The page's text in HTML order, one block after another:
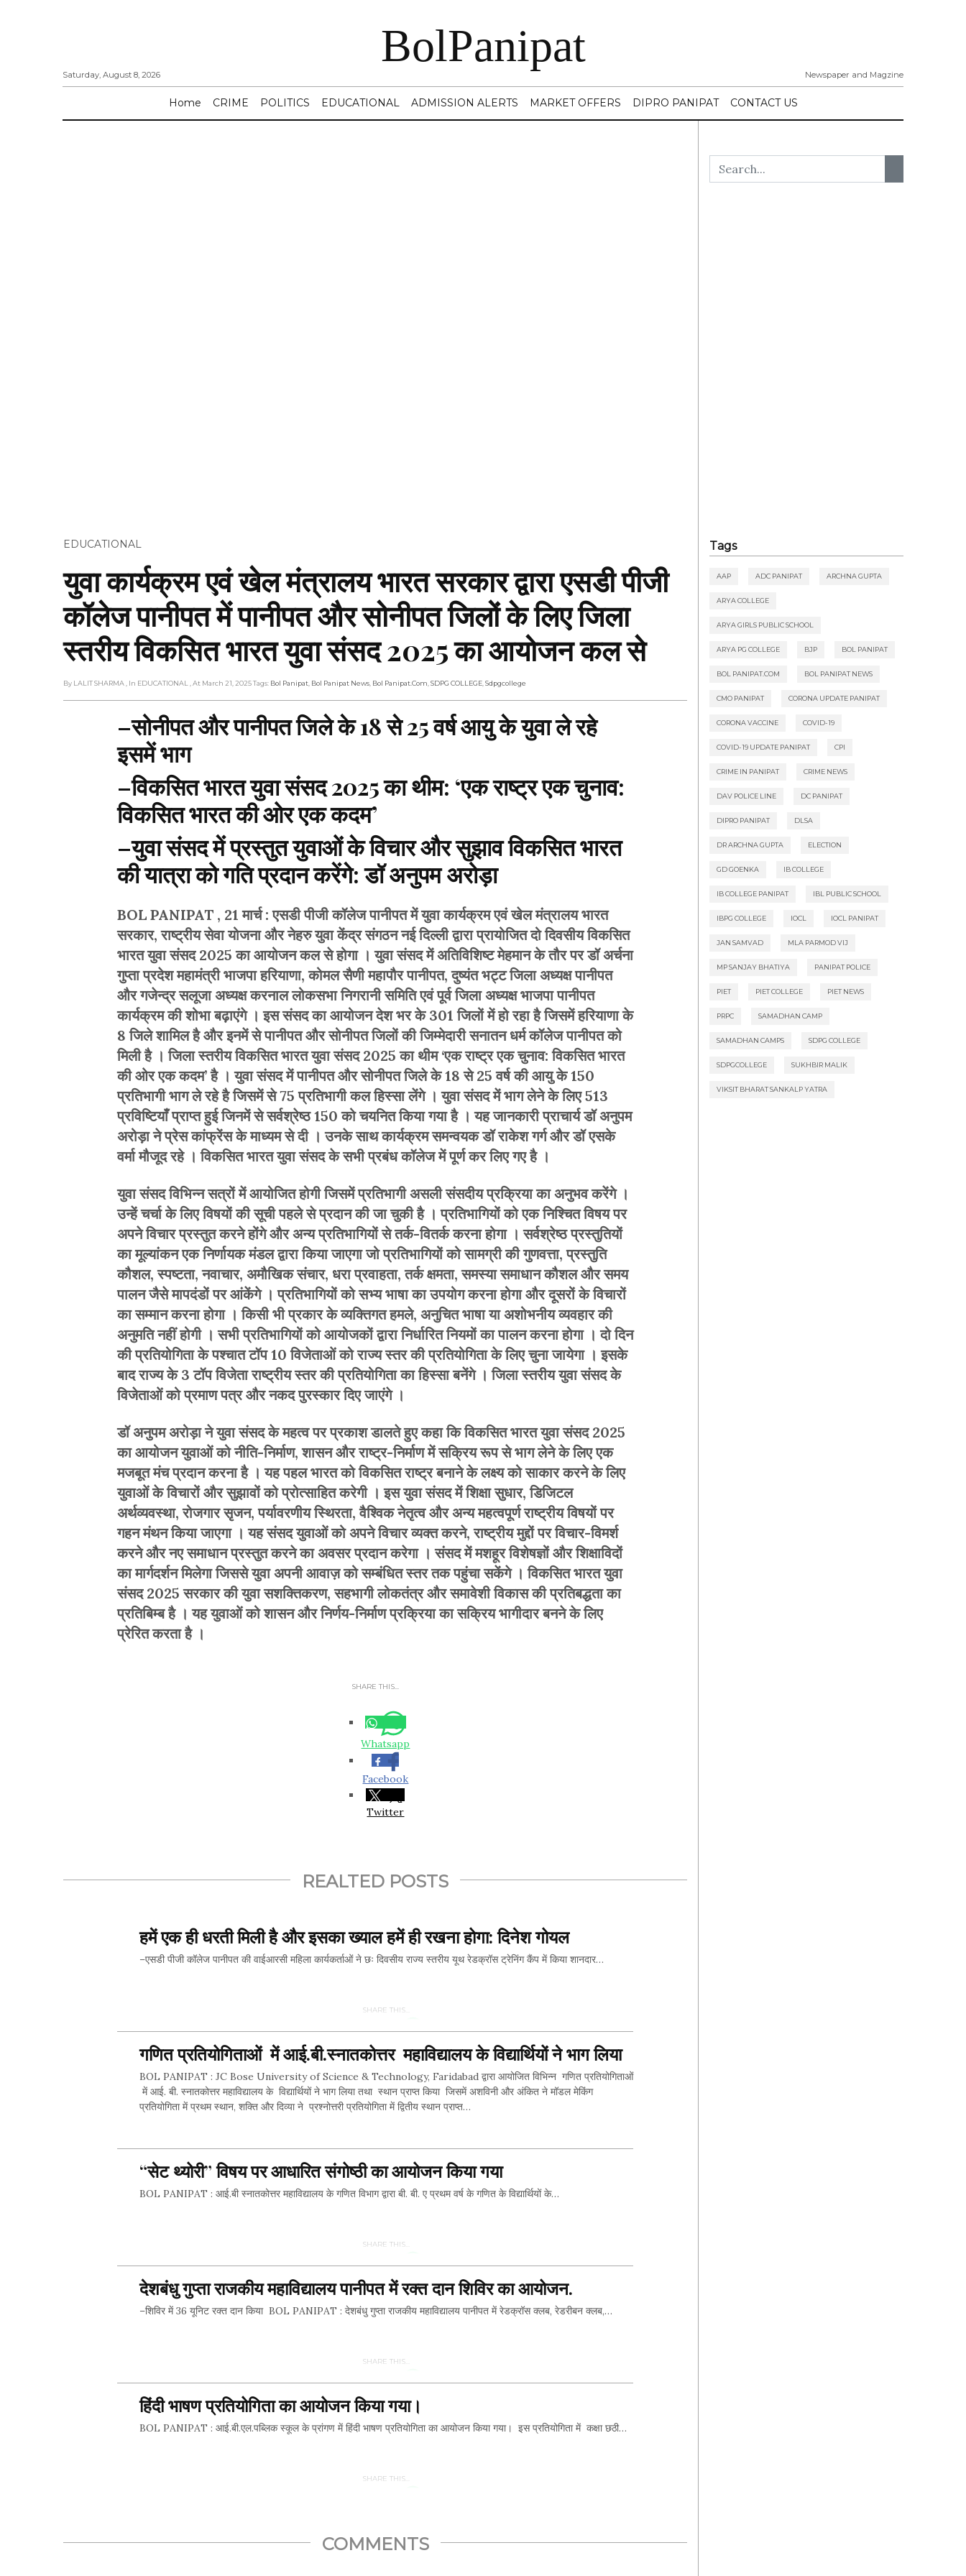
Saturday, August 8, 2026
BolPanipat
Newspaper and Magzine
Home CRIME POLITICS EDUCATIONAL ADMISSION ALERTS MARKET OFFERS DIPRO PANIPAT CONTACT US
EDUCATIONAL
युवा कार्यक्रम एवं खेल मंत्रालय भारत सरकार द्वारा एसडी पीजी
कॉलेज पानीपत में पानीपत और सोनीपत जिलों के लिए जिला
स्तरीय विकसित भारत युवा संसद 2025 का आयोजन कल से
By LALIT SHARMA , In EDUCATIONAL , At March 21, 2025Tags: Bol Panipat Bol Panipat News Bol Panipat.com SDPG COLLEGE Sdpgcollege
–सोनीपत और पानीपत जिले के 18 से 25 वर्ष आयु के युवा ले रहे
इसमें भाग
–विकसित भारत युवा संसद 2025 का थीम: ‘एक राष्ट्र एक चुनाव:
विकसित भारत की ओर एक कदम’
–युवा संसद में प्रस्तुत युवाओं के विचार और सुझाव विकसित भारत
की यात्रा को गति प्रदान करेंगे: डॉ अनुपम अरोड़ा
BOL PANIPAT , 21 मार्च : एसडी पीजी कॉलेज पानीपत में युवा कार्यक्रम एवं खेल मंत्रालय भारत
सरकार, राष्ट्रीय सेवा योजना और नेहरु युवा केंद्र संगठन नई दिल्ली द्वारा प्रायोजित दो दिवसीय विकसित
भारत युवा संसद 2025 का आयोजन कल से होगा । युवा संसद में अतिविशिष्ट मेहमान के तौर पर डॉ अर्चना
गुप्ता प्रदेश महामंत्री भाजपा हरियाणा, कोमल सैणी महापौर पानीपत, दुष्यंत भट्ट जिला अध्यक्ष पानीपत
और गजेन्द्र सलूजा अध्यक्ष करनाल लोकसभा निगरानी समिति एवं पूर्व जिला अध्यक्ष भाजपा पानीपत
कार्यक्रम की शोभा बढ़ाएंगे । इस संसद का आयोजन देश भर के 301 जिलों में हो रहा है जिसमें हरियाणा के
8 जिले शामिल है और इनमें से पानीपत और सोनीपत जिलों की जिम्मेदारी सनातन धर्म कॉलेज पानीपत को
मिली है । जिला स्तरीय विकसित भारत युवा संसद 2025 का थीम ‘एक राष्ट्र एक चुनाव: विकसित भारत
की ओर एक कदम’ है । युवा संसद में पानीपत और सोनीपत जिले के 18 से 25 वर्ष की आयु के 150
प्रतिभागी भाग ले रहे है जिसमें से 75 प्रतिभागी कल हिस्सा लेंगे । युवा संसद में भाग लेने के लिए 513
प्रविष्टियाँ प्राप्त हुई जिनमें से सर्वश्रेष्ठ 150 को चयनित किया गया है । यह जानकारी प्राचार्य डॉ अनुपम
अरोड़ा ने प्रेस कांफ्रेंस के माध्यम से दी । उनके साथ कार्यक्रम समन्वयक डॉ राकेश गर्ग और डॉ एसके
वर्मा मौजूद रहे । विकसित भारत युवा संसद के सभी प्रबंध कॉलेज में पूर्ण कर लिए गए है ।
युवा संसद विभिन्न सत्रों में आयोजित होगी जिसमें प्रतिभागी असली संसदीय प्रक्रिया का अनुभव करेंगे ।
उन्हें चर्चा के लिए विषयों की सूची पहले से प्रदान की जा चुकी है । प्रतिभागियों को एक निश्चित विषय पर
अपने विचार प्रस्तुत करने होंगे और अन्य प्रतिभागियों से तर्क-वितर्क करना होगा । सर्वश्रेष्ठ प्रस्तुतियों
का मूल्यांकन एक निर्णायक मंडल द्वारा किया जाएगा जो प्रतिभागियों को सामग्री की गुणवत्ता, प्रस्तुति
कौशल, स्पष्टता, नवाचार, अमौखिक संचार, धरा प्रवाहता, तर्क क्षमता, समस्या समाधान कौशल और समय
पालन जैसे मापदंडों पर आंकेंगे । प्रतिभागियों को सभ्य भाषा का उपयोग करना होगा और दूसरों के विचारों
का सम्मान करना होगा । किसी भी प्रकार के व्यक्तिगत हमले, अनुचित भाषा या अशोभनीय व्यवहार की
अनुमति नहीं होगी । सभी प्रतिभागियों को आयोजकों द्वारा निर्धारित नियमों का पालन करना होगा । दो दिन
की प्रतियोगिता के पश्चात टॉप 10 विजेताओं को राज्य स्तर की प्रतियोगिता के लिए चुना जायेगा । इसके
बाद राज्य के 3 टॉप विजेता राष्ट्रीय स्तर की प्रतियोगिता का हिस्सा बनेंगे । जिला स्तरीय युवा संसद के
विजेताओं को प्रमाण पत्र और नकद पुरस्कार दिए जाएंगे ।
डॉ अनुपम अरोड़ा ने युवा संसद के महत्व पर प्रकाश डालते हुए कहा कि विकसित भारत युवा संसद 2025
का आयोजन युवाओं को नीति-निर्माण, शासन और राष्ट्र-निर्माण में सक्रिय रूप से भाग लेने के लिए एक
मजबूत मंच प्रदान करना है । यह पहल भारत को विकसित राष्ट्र बनाने के लक्ष्य को साकार करने के लिए
युवाओं के विचारों और सुझावों को प्रोत्साहित करेगी । इस युवा संसद में शिक्षा सुधार, डिजिटल
अर्थव्यवस्था, रोजगार सृजन, पर्यावरणीय स्थिरता, वैश्विक नेतृत्व और अन्य महत्वपूर्ण राष्ट्रीय विषयों पर
गहन मंथन किया जाएगा । यह संसद युवाओं को अपने विचार व्यक्त करने, राष्ट्रीय मुद्दों पर विचार-विमर्श
करने और नए समाधान प्रस्तुत करने का अवसर प्रदान करेगा । संसद में मशहूर विशेषज्ञों और शिक्षाविदों
का मार्गदर्शन मिलेगा जिससे युवा अपनी आवाज़ को सम्बंधित स्तर तक पहुंचा सकेंगे । विकसित भारत युवा
संसद 2025 सरकार की युवा सशक्तिकरण, सहभागी लोकतंत्र और समावेशी विकास की प्रतिबद्धता का
प्रतिबिम्ब है । यह युवाओं को शासन और निर्णय-निर्माण प्रक्रिया का सक्रिय भागीदार बनने के लिए
प्रेरित करता है ।
SHARE THIS...
Whatsapp
Facebook
Twitter
REALTED POSTS
हमें एक ही धरती मिली है और इसका ख्याल हमें ही रखना होगा: दिनेश गोयल
–एसडी पीजी कॉलेज पानीपत की वाईआरसी महिला कार्यकर्ताओं ने छः दिवसीय राज्य स्तरीय यूथ रेडक्रॉस ट्रेनिंग कैंप में किया शानदार…
SHARE THIS...
Whatsapp
Facebook
गणित प्रतियोगिताओं में आई.बी.स्नातकोत्तर महाविद्यालय के विद्यार्थियों ने भाग लिया
BOL PANIPAT : JC Bose University of Science & Technology, Faridabad द्वारा आयोजित विभिन्न गणित प्रतियोगिताओं
में आई. बी. स्नातकोत्तर महाविद्यालय के विद्यार्थियों ने भाग लिया तथा स्थान प्राप्त किया जिसमें अशविनी और अंकित ने मॉडल मेकिंग
प्रतियोगिता में प्रथम स्थान, शक्ति और दिव्या ने प्रश्नोत्तरी प्रतियोगिता में द्वितीय स्थान प्राप्त…
Whatsapp
Twitter
“सेट थ्योरी” विषय पर आधारित संगोष्ठी का आयोजन किया गया
BOL PANIPAT : आई.बी स्नातकोत्तर महाविद्यालय के गणित विभाग द्वारा बी. बी. ए प्रथम वर्ष के गणित के विद्यार्थियों के…
SHARE THIS...
Whatsapp
Facebook
देशबंधु गुप्ता राजकीय महाविद्यालय पानीपत में रक्त दान शिविर का आयोजन.
–शिविर में 36 यूनिट रक्त दान किया BOL PANIPAT : देशबंधु गुप्ता राजकीय महाविद्यालय पानीपत में रेडक्रॉस क्लब, रेडरीबन क्लब,…
SHARE THIS...
Whatsapp
Facebook
हिंदी भाषण प्रतियोगिता का आयोजन किया गया।
BOL PANIPAT : आई.बी.एल.पब्लिक स्कूल के प्रांगण में हिंदी भाषण प्रतियोगिता का आयोजन किया गया। इस प्रतियोगिता में कक्षा छठी…
SHARE THIS...
Facebook
COMMENTS
Tags
AAP ADC PANIPAT ARCHNA GUPTA
ARYA COLLEGE
ARYA GIRLS PUBLIC SCHOOL
ARYA PG COLLEGE BJP BOL PANIPAT
BOL PANIPAT.COM BOL PANIPAT NEWS
CMO PANIPAT CORONA UPDATE PANIPAT
CORONA VACCINE COVID-19
COVID-19 UPDATE PANIPAT CPI
CRIME IN PANIPAT CRIME NEWS
DAV POLICE LINE DC PANIPAT
DIPRO PANIPAT DLSA
DR ARCHNA GUPTA ELECTION
GD GOENKA IB COLLEGE
IB COLLEGE PANIPAT IBL PUBLIC SCHOOL
IBPG COLLEGE IOCL IOCL PANIPAT
JAN SAMVAD MLA PARMOD VIJ
MP SANJAY BHATIYA PANIPAT POLICE
PIET PIET COLLEGE PIET NEWS
PRPC SAMADHAN CAMP
SAMADHAN CAMPS SDPG COLLEGE
SDPGCOLLEGE SUKHBIR MALIK
VIKSIT BHARAT SANKALP YATRA